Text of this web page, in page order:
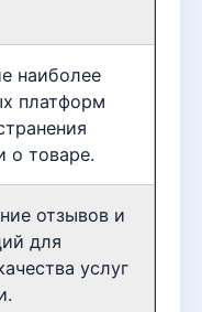
наиболее
платформ
о товаре.
отзывов и
для
услуг